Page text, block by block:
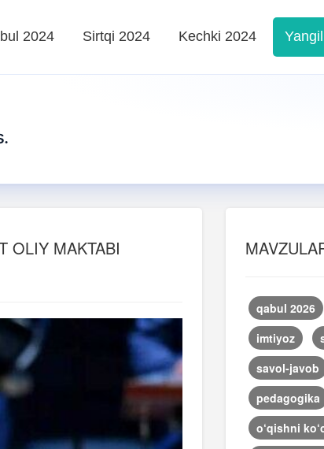
2024 Sirtqi 2024 Kechki 2024
OLIY MAKTABI
qabul 2026
imtiyoz
savol-javob
pedagogika
o‘qishni